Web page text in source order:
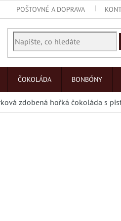
POŠTOVNÉ A DOPRAVA
ČOKOLÁDA BONBÓNY
zdobená hořká čokoláda s